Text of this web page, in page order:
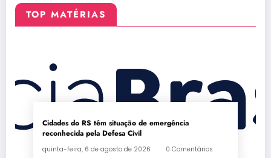
TOP MATÉRIAS
Cidades do RS têm situação de emergência
reconhecida pela Defesa Civil
quinta-feira, 6 de agosto de 2026 0 Comentários